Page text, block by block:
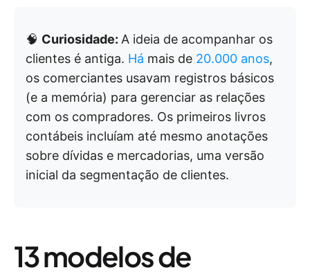
🧠 Curiosidade: A ideia de acompanhar os
clientes é antiga. Há mais de 20.000 anos,
os comerciantes usavam registros básicos
(e a memória) para gerenciar as relações
com os compradores. Os primeiros livros
contábeis incluíam até mesmo anotações
sobre dívidas e mercadorias, uma versão
inicial da segmentação de clientes.
13 modelos de